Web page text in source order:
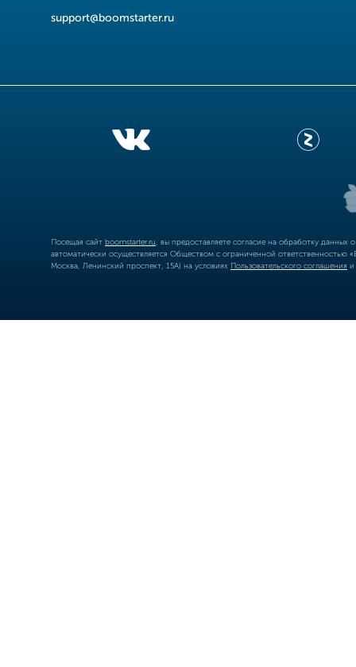
support@boomstarter.ru
Посещая сайт boomstarter.ru , вы предоставляете согласие на обработку
автоматически осуществляется Обществом с ограниченной
Москва, Ленинский проспект, 15А) на условиях Пользовательского соглашения и